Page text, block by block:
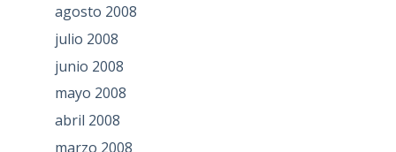
agosto 2008
julio 2008
junio 2008
mayo 2008
abril 2008
marzo 2008